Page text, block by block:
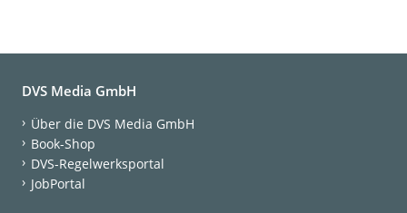
DVS Media GmbH
Über die DVS Media GmbH
Book-Shop
DVS-Regelwerksportal
JobPortal